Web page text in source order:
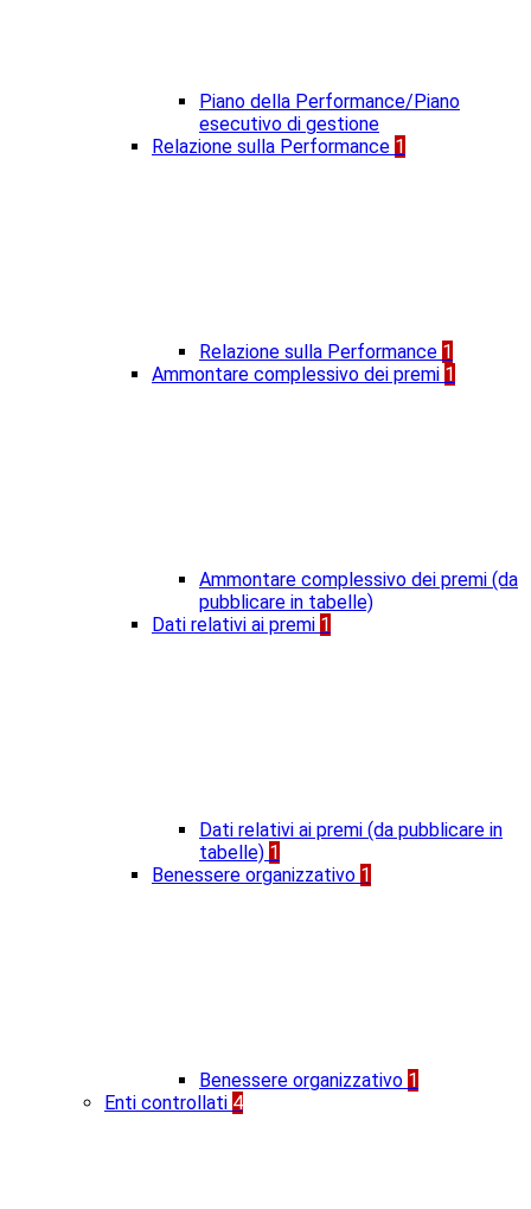
Piano della Performance/Piano
esecutivo di gestione
Relazione sulla Performance 1
Relazione sulla Performance 1
Ammontare complessivo dei premi 1
Ammontare complessivo dei premi (da
pubblicare in tabelle)
Dati relativi ai premi 1
Dati relativi ai premi (da pubblicare in
tabelle) 1
Benessere organizzativo 1
Benessere organizzativo 1
Enti controllati 4